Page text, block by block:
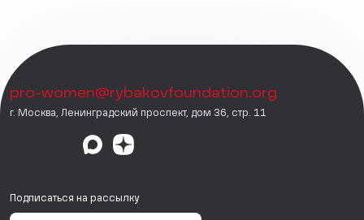
pro-women@rybakovfoundation.org
г. Москва, Ленинградский проспект, дом 36, стр. 11
Подписаться на рассылку